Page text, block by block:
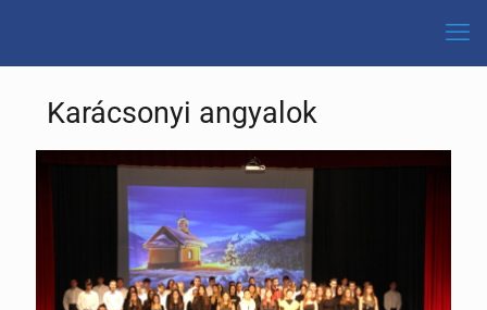
Karácsonyi angyalok